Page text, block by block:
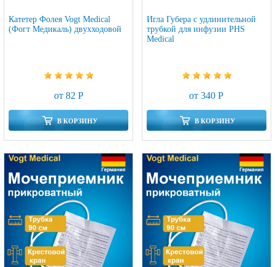
Катетер Фолея Vogt Medical
(Фогт Медикаль) двухходовой
от 82 Р
В КОРЗИНУ
Игла Губера с удлинительной
трубкой для инфузии PHS
Medical
от 340 Р
В КОРЗИНУ